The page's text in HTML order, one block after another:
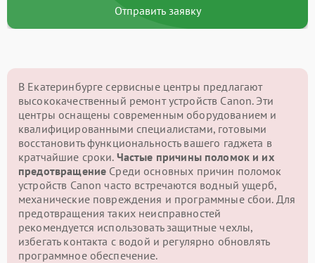
Отправить заявку
В Екатеринбурге сервисные центры предлагают
высококачественный ремонт устройств Canon. Эти
центры оснащены современным оборудованием и
квалифицированными специалистами, готовыми
восстановить функциональность вашего гаджета в
кратчайшие сроки. Частые причины поломок и их
предотвращение Среди основных причин поломок
устройств Canon часто встречаются водный ущерб,
механические повреждения и программные сбои. Для
предотвращения таких неисправностей
рекомендуется использовать защитные чехлы,
избегать контакта с водой и регулярно обновлять
программное обеспечение.